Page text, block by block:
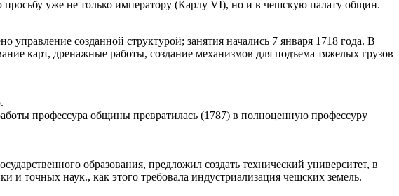
уже не только императору (Карлу VI), но и в чешскую палату общин.
созданной структурой; занятия начались 7 января 1718 года. В
карт, дренажные работы, создание механизмов для подъема тяжелых грузов
профессура общины превратилась (1787) в полноценную профессуру
образования, предложил создать технический университет, в
точных наук., как этого требовала индустриализация чешских земель.